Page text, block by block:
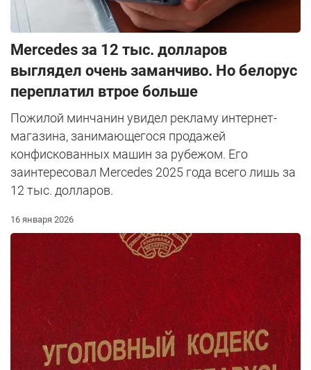
Mercedes за 12 тыс. долларов
выглядел очень заманчиво. Но белорус
переплатил втрое больше
Пожилой минчанин увидел рекламу интернет-
магазина, занимающегося продажей
конфискованных машин за рубежом. Его
заинтересовал Mercedes 2025 года всего лишь за
12 тыс. долларов.
16 января 2026